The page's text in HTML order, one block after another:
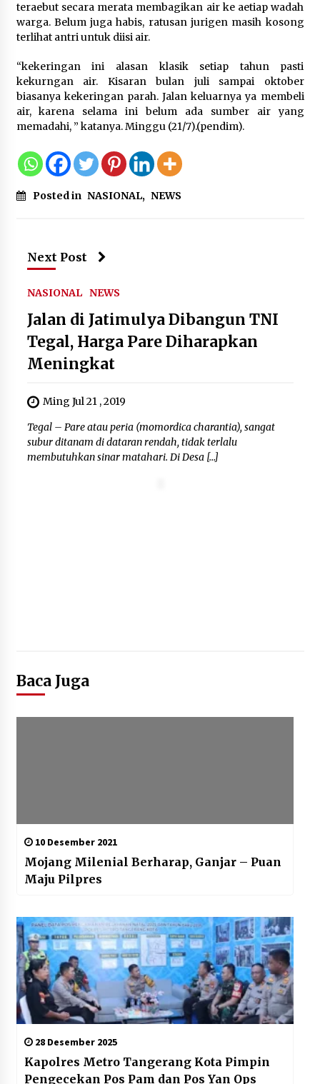
Festival Lembah Baliem Perkuat
Ekonomi Masyarakat Papua
8 Agustus 2026
Bakteri Yogurt, Kenali Manfaatnya
8 Agustus 2026
teraebut secara merata membagikan air ke aetiap wadah
warga. Belum juga habis, ratusan jurigen masih kosong
terlihat antri untuk diisi air.
“kekeringan ini alasan klasik setiap tahun pasti
kekurngan air. Kisaran bulan juli sampai oktober
biasanya kekeringan parah. Jalan keluarnya ya membeli
air, karena selama ini belum ada sumber air yang
memadahi, ” katanya. Minggu (21/7).(pendim).
Posted in NASIONAL, NEWS
Next Post
NASIONAL NEWS
Jalan di Jatimulya Dibangun TNI
Tegal, Harga Pare Diharapkan
Meningkat
Ming Jul 21 , 2019
Tegal – Pare atau peria (momordica charantia), sangat
subur ditanam di dataran rendah, tidak terlalu
membutuhkan sinar matahari. Di Desa […]
Baca Juga
10 Desember 2021
Mojang Milenial Berharap, Ganjar – Puan
Maju Pilpres
28 Desember 2025
Kapolres Metro Tangerang Kota Pimpin
Pengecekan Pos Pam dan Pos Yan Ops